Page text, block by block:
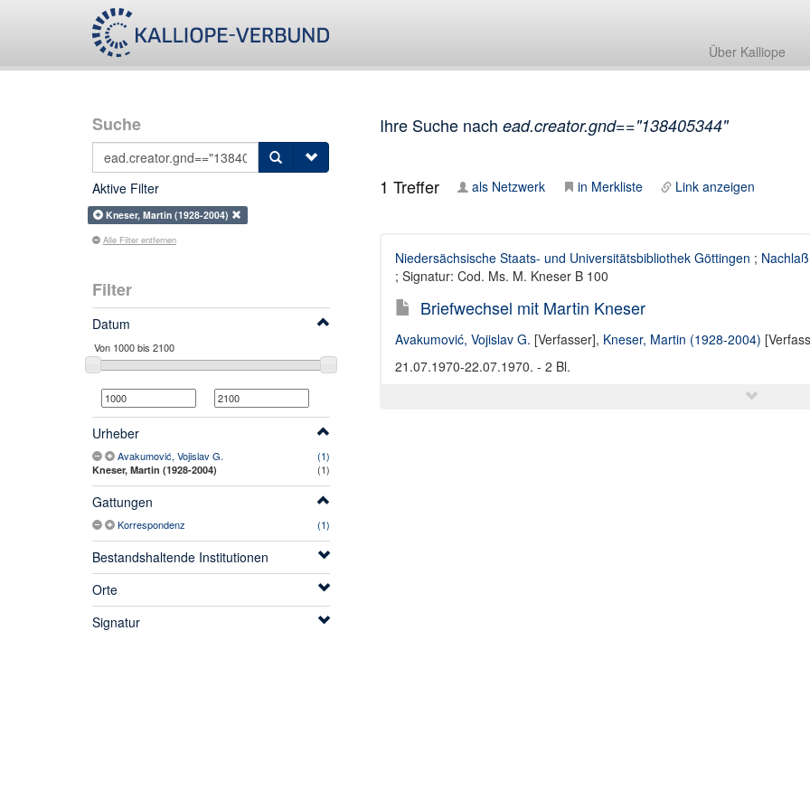
Über Kalliope
Suche
Aktive Filter
Kneser, Martin (1928-2004)
Alle Filter entfernen
Filter
Datum
Urheber
Avakumović, Vojislav G. (1)
Kneser, Martin (1928-2004) (1)
Gattungen
Korrespondenz (1)
Bestandshaltende Institutionen
Orte
Signatur
Ihre Suche nach ead.creator.gnd=="138405344"
1 Treffer als Netzwerk in Merkliste Link anzeigen
Niedersächsische Staats- und Universitätsbibliothek Göttingen ;
; Signatur: Cod. Ms. M. Kneser B 100
Briefwechsel mit Martin Kneser
Avakumović, Vojislav G. [Verfasser], Kneser, Martin (1928-2004)
21.07.1970-22.07.1970. - 2 Bl.